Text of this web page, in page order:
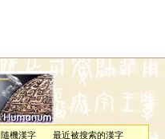
隨機漢字
最近被搜索的漢字